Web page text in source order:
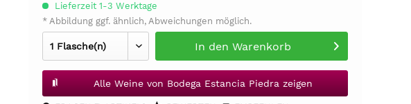
Lieferzeit 1-3 Werktage
* Abbildung ggf. ähnlich, Abweichungen möglich.
In den Warenkorb
Alle Weine von Bodega Estancia Piedra zeigen